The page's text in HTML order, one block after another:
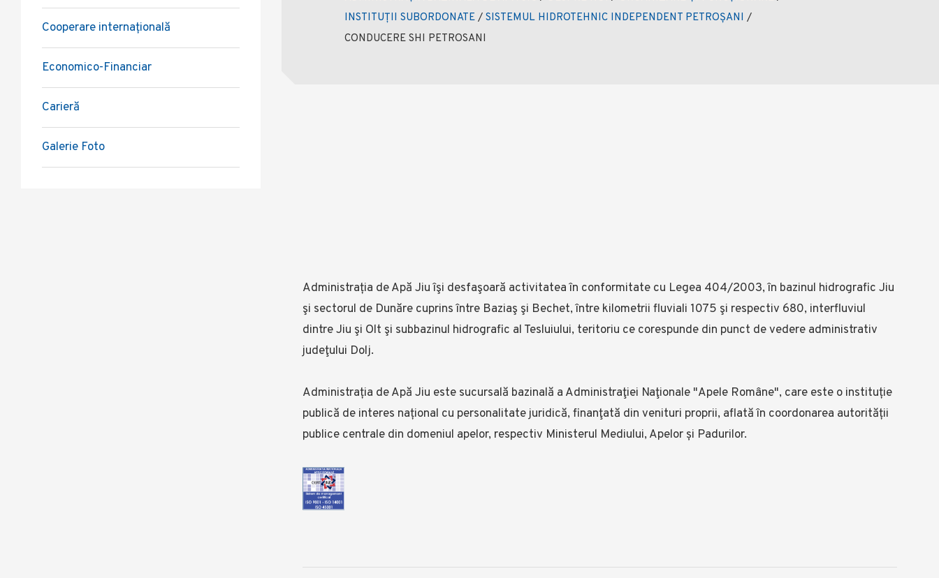
INSTITUȚII SUBORDONATE /SISTEMUL HIDROTEHNIC INDEPENDENT PETROȘANI /
CONDUCERE SHI PETROSANI
Cooperare internațională
Economico-Financiar
Carieră
Galerie Foto
Administrația de Apă Jiu îşi desfaşoară activitatea în conformitate cu Legea 404/2003, în bazinul hidrografic Jiu
şi sectorul de Dunăre cuprins între Baziaş şi Bechet, între kilometrii fluviali 1075 şi respectiv 680, interfluviul
dintre Jiu şi Olt şi subbazinul hidrografic al Tesluiului, teritoriu ce corespunde din punct de vedere administrativ
judeţului Dolj.
Administrația de Apă Jiu este sucursală bazinală a Administraţiei Naţionale "Apele Române", care este o instituție
publică de interes național cu personalitate juridică, finanţată din venituri proprii, aflată în coordonarea autorității
publice centrale din domeniul apelor, respectiv Ministerul Mediului, Apelor și Padurilor.